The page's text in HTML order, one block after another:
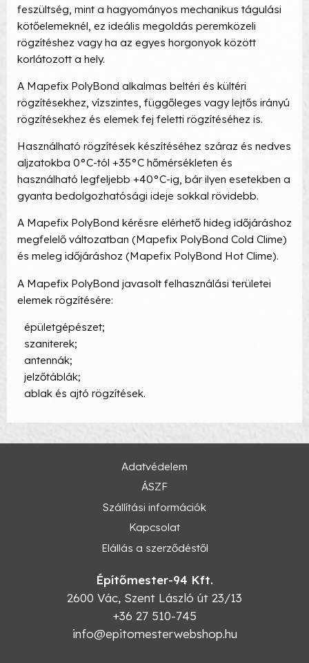
feszültség, mint a hagyományos mechanikus tágulási
kötőelemeknél, ez ideális megoldás peremközeli
rögzítéshez vagy ha az egyes horgonyok között
korlátozott a hely.
A Mapefix PolyBond alkalmas beltéri és kültéri
rögzítésekhez, vízszintes, függőleges vagy lejtős irányú
rögzítésekhez és elemek fej feletti rögzítéséhez is.
Használható rögzítések készítéséhez száraz és nedves
aljzatokba 0°C-tól +35°C hőmérsékleten és
használható legfeljebb +40°C-ig, bár ilyen esetekben a
gyanta bedolgozhatósági ideje sokkal rövidebb.
A Mapefix PolyBond kérésre elérhető hideg időjáráshoz
megfelelő változatban (Mapefix PolyBond Cold Clime)
és meleg időjáráshoz (Mapefix PolyBond Hot Clime).
A Mapefix PolyBond javasolt felhasználási területei
elemek rögzítésére:
épületgépészet;
szaniterek;
antennák;
jelzőtáblák;
ablak és ajtó rögzítések.
Adatvédelem
ÁSZF
Szállítási információk
Kapcsolat
Elállás a szerződéstől
Építőmester-94 Kft.
2600 Vác, Szent László út 23/13
+36 27 510-745
info@epitomesterwebshop.hu